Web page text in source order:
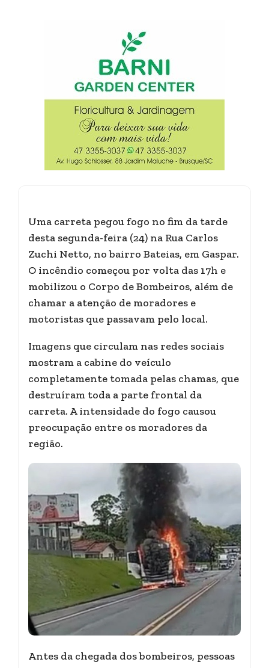
Uma carreta pegou fogo no fim da tarde
desta segunda-feira (24) na Rua Carlos
Zuchi Netto, no bairro Bateias, em Gaspar.
O incêndio começou por volta das 17h e
mobilizou o Corpo de Bombeiros, além de
chamar a atenção de moradores e
motoristas que passavam pelo local.
Imagens que circulam nas redes sociais
mostram a cabine do veículo
completamente tomada pelas chamas, que
destruíram toda a parte frontal da
carreta. A intensidade do fogo causou
preocupação entre os moradores da
região.
Antes da chegada dos bombeiros, pessoas